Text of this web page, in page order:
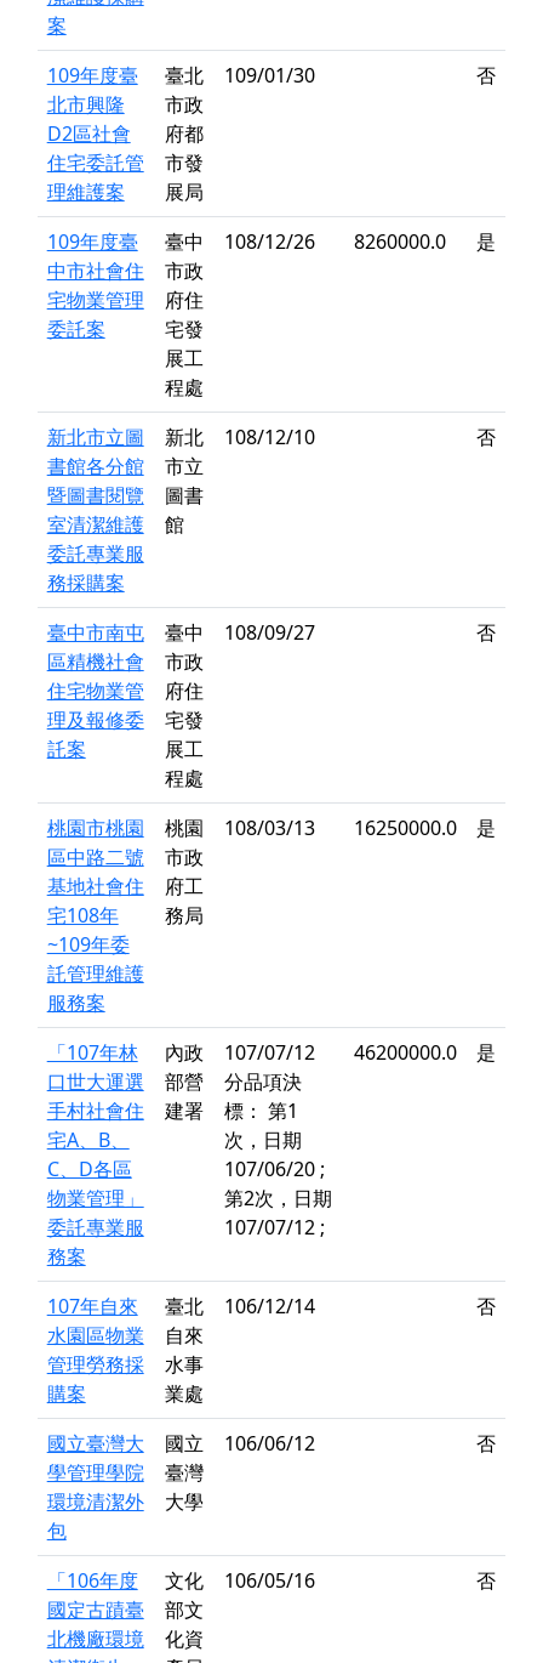
案
109年度臺
北市興隆
D2區社會
住宅委託管
理維護案
臺北
市政
府都
市發
展局
109/01/30 否
109年度臺
中市社會住
宅物業管理
委託案
臺中
市政
府住
宅發
展工
程處
108/12/26 8260000.0 是
新北市立圖
書館各分館
暨圖書閱覽
室清潔維護
委託專業服
務採購案
新北
市立
圖書
館
108/12/10 否
臺中市南屯
區精機社會
住宅物業管
理及報修委
託案
臺中
市政
府住
宅發
展工
程處
108/09/27 否
桃園市桃園
區中路二號
基地社會住
宅108年
~109年委
託管理維護
服務案
桃園
市政
府工
務局
108/03/13 16250000.0 是
「107年林
口世大運選
手村社會住
宅A、B、
C、D各區
物業管理」
委託專業服
務案
內政
部營
建署
107/07/12
分品項決
標： 第1
次，日期
107/06/20 ;
第2次，日期
107/07/12 ;
46200000.0 是
107年自來
水園區物業
管理勞務採
購案
臺北
自來
水事
業處
106/12/14 否
國立臺灣大
學管理學院
環境清潔外
包
國立
臺灣
大學
106/06/12 否
「106年度
國定古蹟臺
北機廠環境
文化
部文
化資
106/05/16 否